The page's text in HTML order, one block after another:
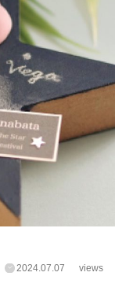
2024.07.07 views